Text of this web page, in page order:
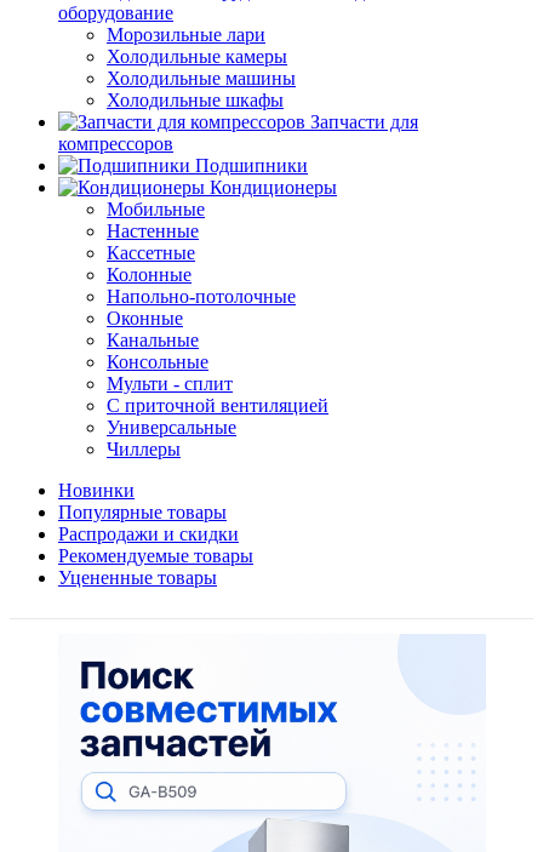
оборудование
Морозильные лари
Холодильные камеры
Холодильные машины
Холодильные шкафы
Запчасти для
компрессоров
Подшипники
Кондиционеры
Мобильные
Настенные
Кассетные
Колонные
Напольно-потолочные
Оконные
Канальные
Консольные
Мульти - сплит
С приточной вентиляцией
Универсальные
Чиллеры
Новинки
Популярные товары
Распродажи и скидки
Рекомендуемые товары
Уцененные товары